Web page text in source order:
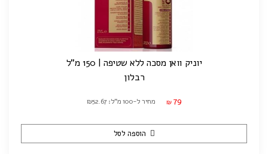
יוניק וואן מסכה ללא שטיפה | 150 מ"ל
רבלון
₪ 79 מחיר ל-100 מ"ל: ₪52.67
הוספה לסל